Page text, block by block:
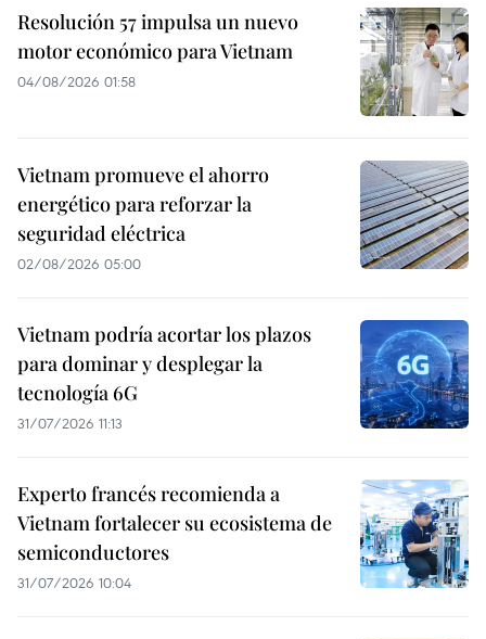
Resolución 57 impulsa un nuevo
motor económico para Vietnam
04/08/2026 01:58
Vietnam promueve el ahorro
energético para reforzar la
seguridad eléctrica
02/08/2026 05:00
Vietnam podría acortar los plazos
para dominar y desplegar la
tecnología 6G
31/07/2026 11:13
Experto francés recomienda a
Vietnam fortalecer su ecosistema de
semiconductores
31/07/2026 10:04